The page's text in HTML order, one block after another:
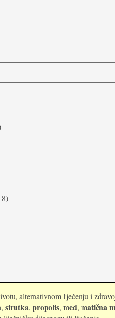
alternativnom liječenju i
, sirutka, propolis, med, matična